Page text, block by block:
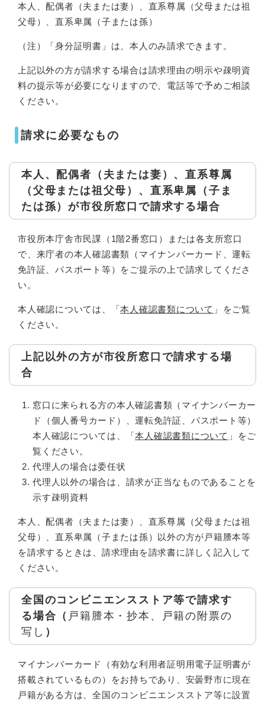
本人、配偶者（夫または妻）、直系尊属（父母または祖
父母）、直系卑属（子または孫）
（注）「身分証明書」は、本人のみ請求できます。
上記以外の方が請求する場合は請求理由の明示や疎明資
料の提示等が必要になりますので、電話等で予めご相談
ください。
請求に必要なもの
本人、配偶者（夫または妻）、直系尊属
（父母または祖父母）、直系卑属（子ま
たは孫）が市役所窓口で請求する場合
市役所本庁舎市民課（1階2番窓口）または各支所窓口
で、来庁者の本人確認書類（マイナンバーカード、運転
免許証、パスポート等）をご提示の上で請求してくださ
い。
本人確認については、「本人確認書類について 」をご覧
ください。
上記以外の方が市役所窓口で請求する場
合
窓口に来られる方の本人確認書類（マイナンバーカー
ド（個人番号カード）、運転免許証、パスポート等）
本人確認については、「本人確認書類について 」をご
覧ください。
代理人の場合は委任状
代理人以外の場合は、請求が正当なものであることを
示す疎明資料
本人、配偶者（夫または妻）、直系尊属（父母または祖
父母）、直系卑属（子または孫）以外の方が戸籍謄本等
を請求するときは、請求理由を請求書に詳しく記入して
ください。
全国のコンビニエンスストア等で請求す
る場合（ 戸籍謄本・抄本、戸籍の附票の
写し​ ）
マイナンバーカード（有効な利用者証明用電子証明書が
搭載されているもの）をお持ちであり、安曇野市に現在
戸籍がある方は、全国のコンビニエンスストア等に設置